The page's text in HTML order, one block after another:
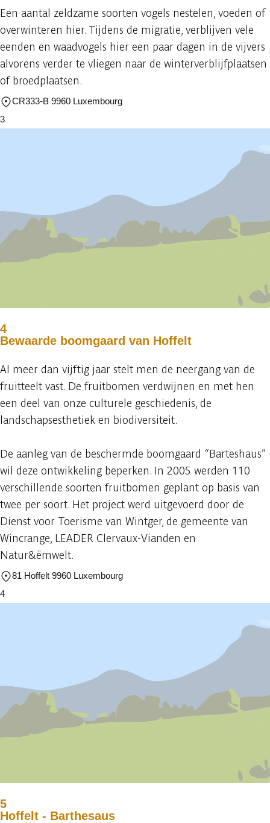
Een aantal zeldzame soorten vogels nestelen, voeden of
overwinteren hier. Tijdens de migratie, verblijven vele
eenden en waadvogels hier een paar dagen in de vijvers
alvorens verder te vliegen naar de winterverblijfplaatsen
of broedplaatsen.
CR333-B 9960 Luxembourg
3
4
Bewaarde boomgaard van Hoffelt
Al meer dan vijftig jaar stelt men de neergang van de
fruitteelt vast. De fruitbomen verdwijnen en met hen
een deel van onze culturele geschiedenis, de
landschapsesthetiek en biodiversiteit.
De aanleg van de beschermde boomgaard “Barteshaus”
wil deze ontwikkeling beperken. In 2005 werden 110
verschillende soorten fruitbomen geplant op basis van
twee per soort. Het project werd uitgevoerd door de
Dienst voor Toerisme van Wintger, de gemeente van
Wincrange, LEADER Clervaux-Vianden en
Natur&ëmwelt.
81 Hoffelt 9960 Luxembourg
4
5
Hoffelt - Barthesaus